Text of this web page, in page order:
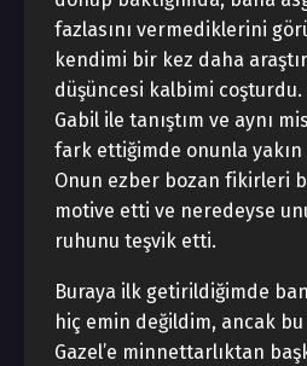
fazlasını vermediklerini
kendimi bir kez daha
düşüncesi kalbimi
Gabil ile tanıştım ve aynı
fark ettiğimde onunla
Onun ezber bozan fikirleri
motive etti ve neredeyse
ruhunu teşvik etti.
Buraya ilk getirildiğimde
hiç emin değildim, ancak
Gazel’e minnettarlıktan